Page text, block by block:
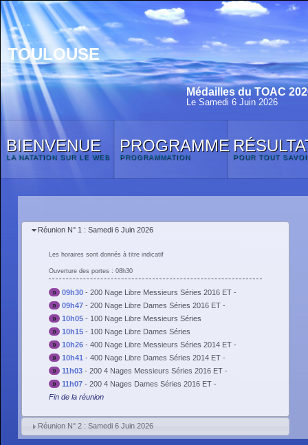
TOULOUSE
Médailles du TOAC
Le Samedi 6 Juin 2026
BIENVENUE
LA NATATION SUR LE WEB
PROGRAMME
PROGRAMMATION POUR TOUT
Réunion N° 1 : Samedi 6 Juin 2026
Les horaires sont donnés à titre indicatif
Ouverture des portes : 08h30
» 09h30- 200 Nage Libre Messieurs Séries 2016 ET -
»
09h47- 200 Nage Libre Dames Séries 2016 ET -
»
10h05- 100 Nage Libre Messieurs Séries
»
10h15- 100 Nage Libre Dames Séries
»
10h26- 400 Nage Libre Messieurs Séries 2014 ET -
»
10h41 - 400 Nage Libre Dames Séries 2014 ET -
»
11h03- 200 4 Nages Messieurs Séries 2016 ET -
»
11h07- 200 4 Nages Dames Séries 2016 ET -
Fin de la réunion
Réunion N° 2 : Samedi 6 Juin 2026